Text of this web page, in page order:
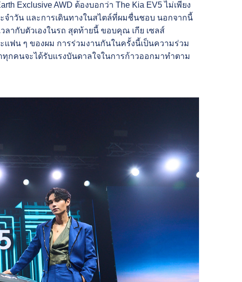
Exclusive AWD ต้องบอกว่า The Kia EV5 ไม่เพียง
ำวัน และการเดินทางในสไตล์ที่ผมชื่นชอบ นอกจากนี้
ลากับตัวเองในรถ สุดท้ายนี้ ขอบคุณ เกีย เซลส์
ฟน ๆ ของผม การร่วมงานกันในครั้งนี้เป็นความร่วม
กคนจะได้รับแรงบันดาลใจในการก้าวออกมาทำตาม